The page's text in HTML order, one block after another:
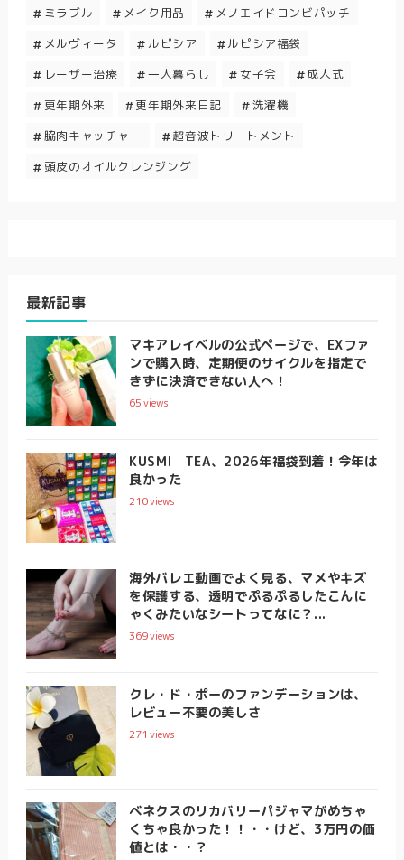
ミラブル
メイク用品
メノエイドコンビパッチ
メルヴィータ
ルピシア
ルピシア福袋
レーザー治療
一人暮らし 女子会
成人式
更年期外来
更年期外来日記
洗濯機
脇肉キャッチャー
超音波トリートメント
頭皮のオイルクレンジング
最新記事
マキアレイベルの公式ページで、EXファ
ンで購入時、定期便のサイクルを指定で
きずに決済できない人へ！
65views
KUSMI TEA、2026年福袋到着！今年は
良かった
210views
海外バレエ動画でよく見る、マメやキズ
を保護する、透明でぷるぷるしたこんに
ゃくみたいなシートってなに？...
369views
クレ・ド・ポーのファンデーションは、
レビュー不要の美しさ
271 views
ベネクスのリカバリーパジャマがめちゃ
くちゃ良かった！！・・けど、3万円の価
値とは・・？